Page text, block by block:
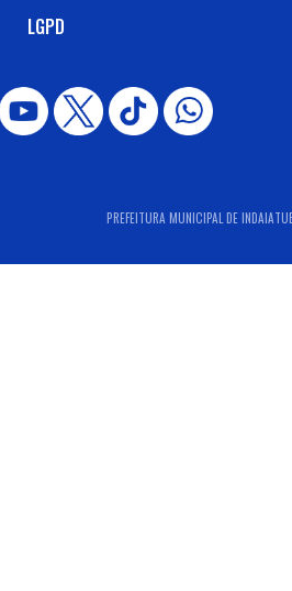
LGPD
PREFEITURA MUNICIPAL DE